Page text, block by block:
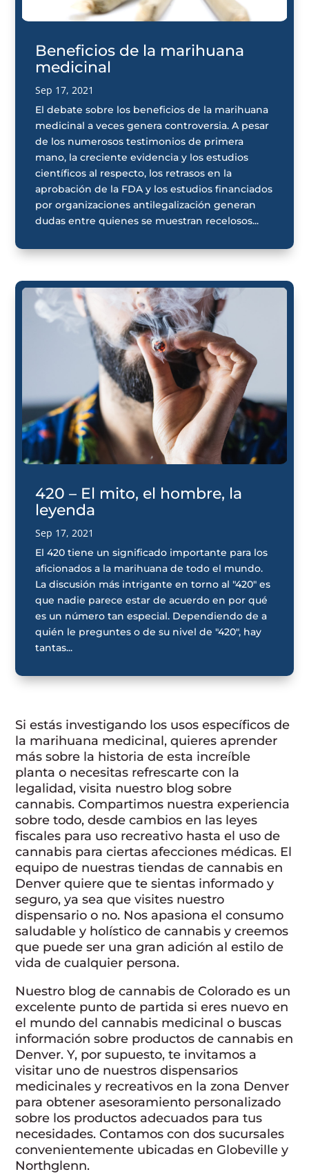
Beneficios de la marihuana
medicinal
Sep 17, 2021
El debate sobre los beneficios de la marihuana
medicinal a veces genera controversia. A pesar
de los numerosos testimonios de primera
mano, la creciente evidencia y los estudios
científicos al respecto, los retrasos en la
aprobación de la FDA y los estudios financiados
por organizaciones antilegalización generan
dudas entre quienes se muestran recelosos...
420 – El mito, el hombre, la
leyenda
Sep 17, 2021
El 420 tiene un significado importante para los
aficionados a la marihuana de todo el mundo.
La discusión más intrigante en torno al "420" es
que nadie parece estar de acuerdo en por qué
es un número tan especial. Dependiendo de a
quién le preguntes o de su nivel de "420", hay
tantas...
Si estás investigando los usos específicos de
la marihuana medicinal, quieres aprender
más sobre la historia de esta increíble
planta o necesitas refrescarte con la
legalidad, visita nuestro blog sobre
cannabis. Compartimos nuestra experiencia
sobre todo, desde cambios en las leyes
fiscales para uso recreativo hasta el uso de
cannabis para ciertas afecciones médicas. El
equipo de nuestras tiendas de cannabis en
Denver quiere que te sientas informado y
seguro, ya sea que visites nuestro
dispensario o no. Nos apasiona el consumo
saludable y holístico de cannabis y creemos
que puede ser una gran adición al estilo de
vida de cualquier persona.
Nuestro blog de cannabis de Colorado es un
excelente punto de partida si eres nuevo en
el mundo del cannabis medicinal o buscas
información sobre productos de cannabis en
Denver. Y, por supuesto, te invitamos a
visitar uno de nuestros dispensarios
medicinales y recreativos en la zona Denver
para obtener asesoramiento personalizado
sobre los productos adecuados para tus
necesidades. Contamos con dos sucursales
convenientemente ubicadas en Globeville y
Northglenn.